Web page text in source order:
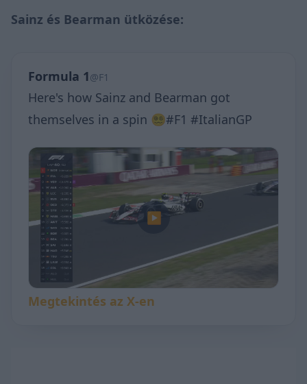
Sainz és Bearman ütközése:
Formula 1@F1
Here's how Sainz and Bearman got
themselves in a spin 😵‍💫#F1 #ItalianGP
▶
Megtekintés az X-en